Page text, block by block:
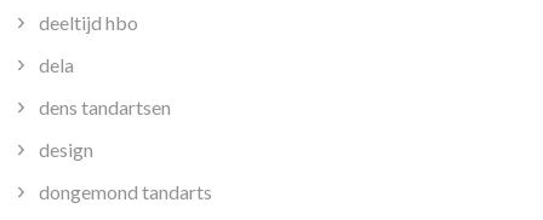
deeltijd hbo
dela
dens tandartsen
design
dongemond tandarts